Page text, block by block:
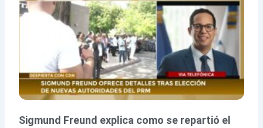
Sigmund Freund explica como se repartió el